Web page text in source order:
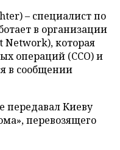
– специалист по
в организации
Network), которая
операций (ССО) и
в сообщении
передавал Киеву
перевозящего